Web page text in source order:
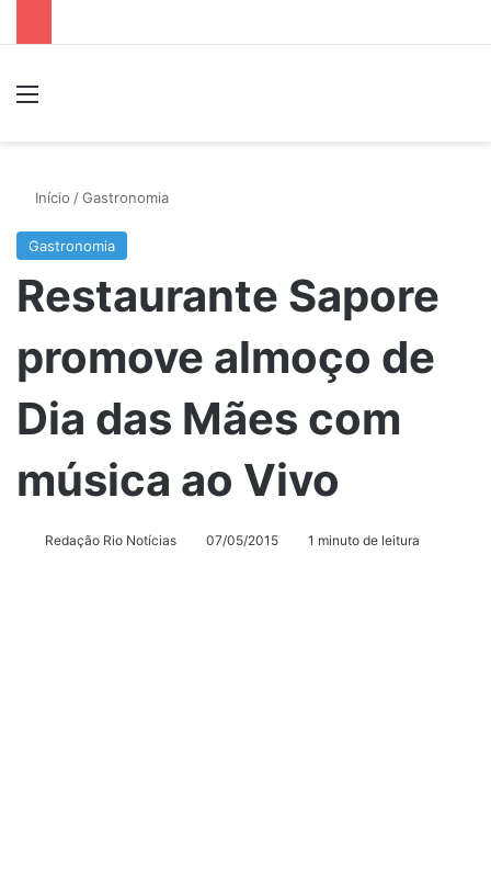
Início /Gastronomia
Gastronomia
Restaurante Sapore
promove almoço de
Dia das Mães com
música ao Vivo
Redação Rio Notícias 07/05/2015 1 minuto de leitura